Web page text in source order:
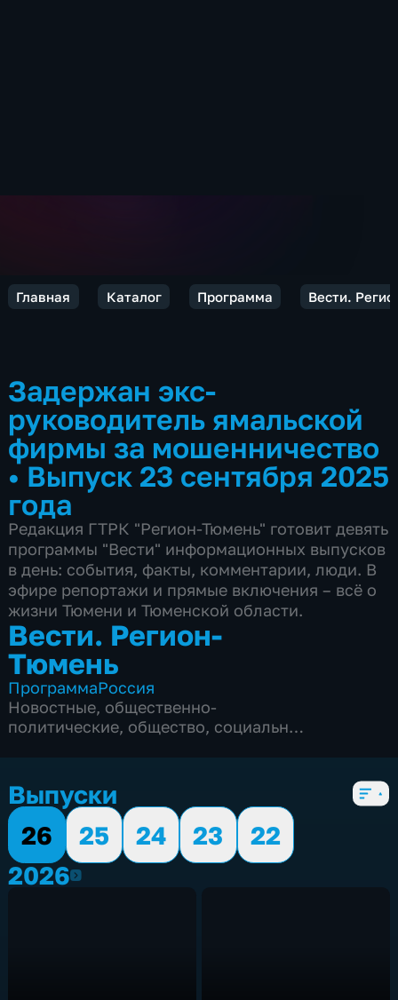
Главная Каталог Программа Вести.
Задержан экс-
руководитель ямальской
фирмы за мошенничество
• Выпуск 23 сентября 2025
года
Редакция ГТРК "Регион-Тюмень" готовит девять
программы "Вести" информационных выпусков
в день: события, факты, комментарии, люди. В
эфире репортажи и прямые включения – всё о
жизни Тюмени и Тюменской области.
Вести. Регион-
Тюмень
ПрограммаРоссия
Новостные, общественно-
политические, общество, социально-
Выпуски
26
25 24 23
22
20262026